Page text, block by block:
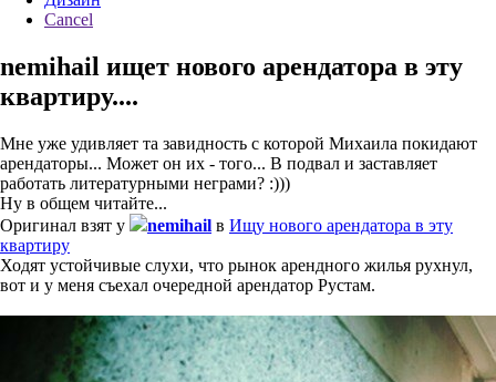
Cancel
nemihail ищет нового арендатора в эту
квартиру....
Мне уже удивляет та завидность с которой Михаила покидают
арендаторы... Может он их - того... В подвал и заставляет
работать литературными неграми? :)))
Ну в общем читайте...
Оригинал взят у
nemihail в Ищу нового арендатора в эту
квартиру
Ходят устойчивые слухи, что рынок арендного жилья рухнул,
вот и у меня съехал очередной арендатор Рустам.